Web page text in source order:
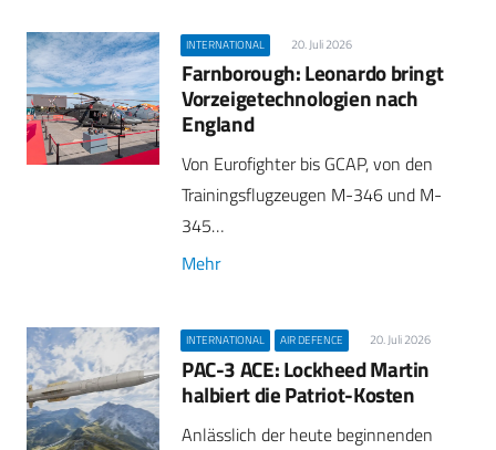
INTERNATIONAL 20. Juli 2026
Farnborough: Leonardo bringt
Vorzeigetechnologien nach
England
Von Eurofighter bis GCAP, von den
Trainingsflugzeugen M-346 und M-
345…
Mehr
INTERNATIONAL AIR DEFENCE 20. Juli 2026
PAC-3 ACE: Lockheed Martin
halbiert die Patriot-Kosten
Anlässlich der heute beginnenden